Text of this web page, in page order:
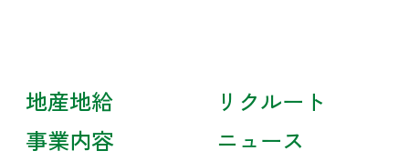
地産地給
事業内容
リクルート
ニュース